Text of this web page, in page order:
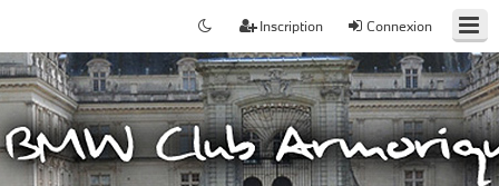
Connexion
Inscription